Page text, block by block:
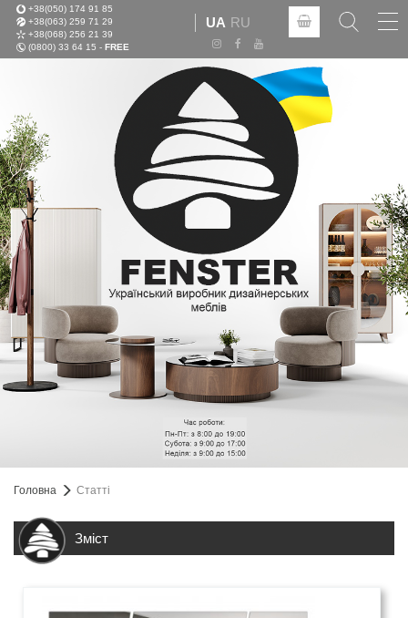
+38(050) 174 91 85
+38(063) 259 71 29
+38(068) 256 21 39
(0800) 33 64 15 - FREE
UA RU
Головна Статті
Зміст